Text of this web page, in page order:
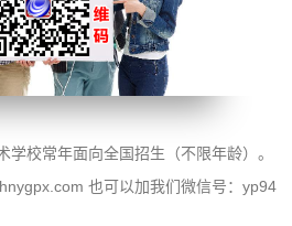
学校常年面向全国招生（不限年龄）。
也可以加我们微信号：yp94